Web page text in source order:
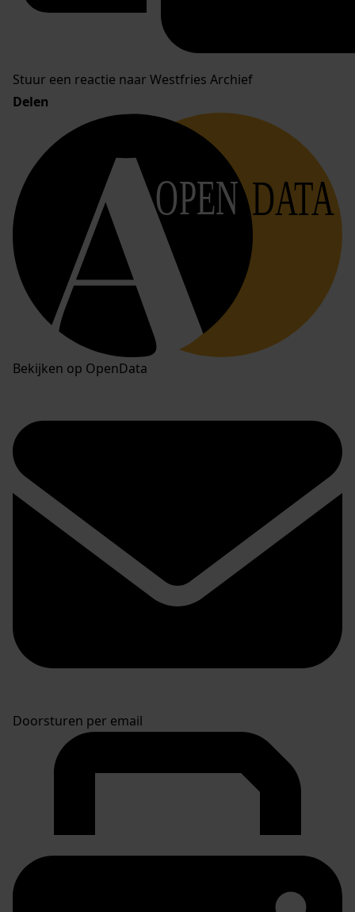
Stuur een reactie naar Westfries Archief
Delen
OPEN DATA
Bekijken op OpenData
Doorsturen per email